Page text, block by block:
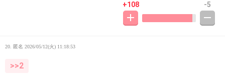
+108 -5
20. 匿名 2026/05/12(火) 11:18:53
>>2